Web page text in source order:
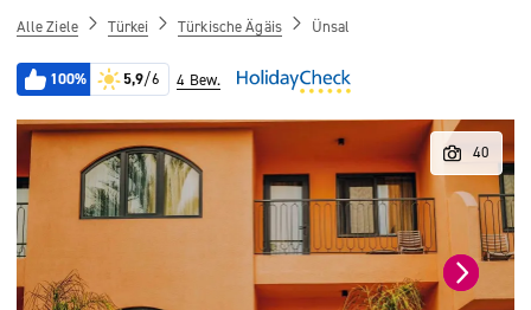
Alle Ziele Türkei Türkische Ägäis Ünsal
100% 5,9/6 4 Bew.